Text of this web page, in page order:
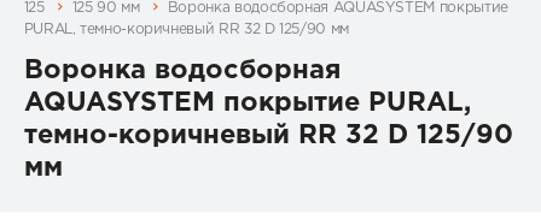
125
125 90 мм
Воронка водосборная AQUASYSTEM покрытие
PURAL, темно-коричневый RR 32 D 125/90 мм
Воронка водосборная
AQUASYSTEM покрытие PURAL,
темно-коричневый RR 32 D 125/90
мм